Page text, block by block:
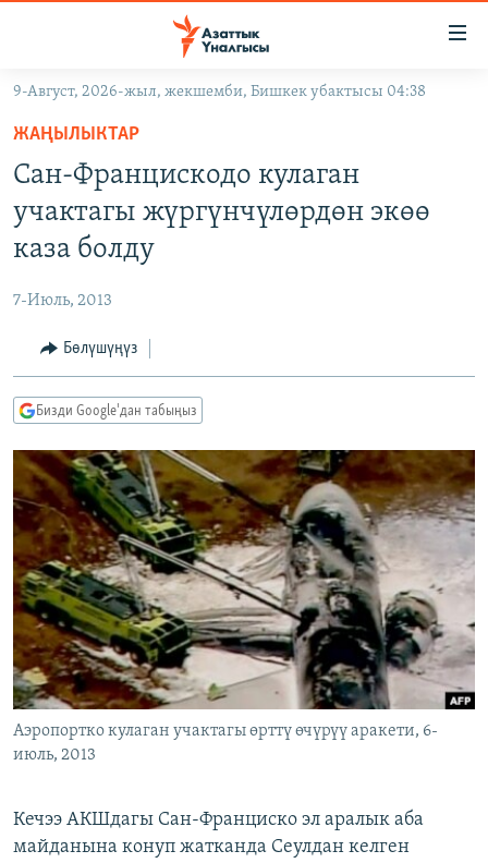
Навигацияга
өтүңүз
Издөөгө
салыңызКЫРГЫЗСТАН
САЯСАТ
МАДАНИЯТ
ДҮЙНӨ
УКРАИНА
ТВ ПРОГРАММАЛАР
БҮГҮН АЗАТТЫКТА
ДАНИСТЕ
ЭЖЕ-СИҢДИЛЕР
АЗАТТЫК+
ЫҢГАЙСЫЗ СУРООЛОР
ПОДКАСТ
Русский
ОНЛАЙН ШЕРИНЕ
ЭЕ/АРнун бардык сайттары
9-Август, 2026-жыл, жекшемби, Бишкек убактысы 04:38
ЖАҢЫЛЫКТАР
Сан-Францискодо кулаган
учактагы жүргүнчүлөрдөн экөө
каза болду
7-Июль, 2013
Бөлүшүңүз
Бизди Google'дан табыңыз
Аэропортко кулаган учактагы өрттү өчүрүү аракети, 6-
июль, 2013
Кечээ АКШдагы Сан-Франциско эл аралык аба
майданына конуп жатканда Сеулдан келген